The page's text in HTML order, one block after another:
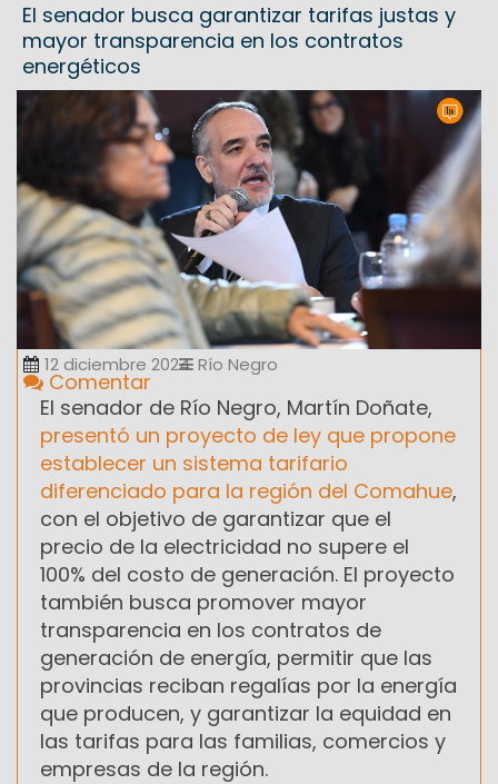
El senador busca garantizar tarifas justas y
mayor transparencia en los contratos
energéticos
12 diciembre 2024 Río Negro
Comentar
El senador de Río Negro, Martín Doñate,
presentó un proyecto de ley que propone
establecer un sistema tarifario
diferenciado para la región del Comahue,
con el objetivo de garantizar que el
precio de la electricidad no supere el
100% del costo de generación. El proyecto
también busca promover mayor
transparencia en los contratos de
generación de energía, permitir que las
provincias reciban regalías por la energía
que producen, y garantizar la equidad en
las tarifas para las familias, comercios y
empresas de la región.